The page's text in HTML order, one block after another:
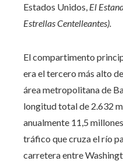
Estados Unidos, El
Estrellas Centelleantes).
El compartimento
era el tercero más alto
área metropolitana de
longitud total de 2.632
anualmente 11,5
tráfico que cruza el río
carretera entre